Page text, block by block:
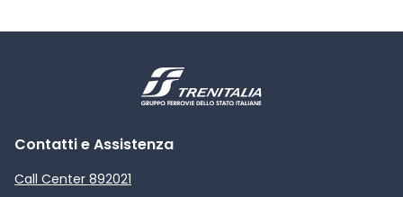
Contatti e Assistenza
Call Center 892021